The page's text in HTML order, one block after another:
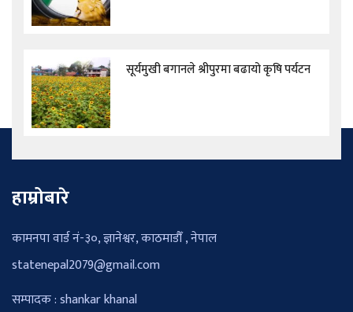
सूर्यमुखी बगानले श्रीपुरमा बढायो कृषि पर्यटन
हाम्रोबारे
कामनपा वार्ड नं-३०, ज्ञानेश्वर, काठमाडौँ , नेपाल
statenepal2079@gmail.com
सम्पादक : shankar khanal